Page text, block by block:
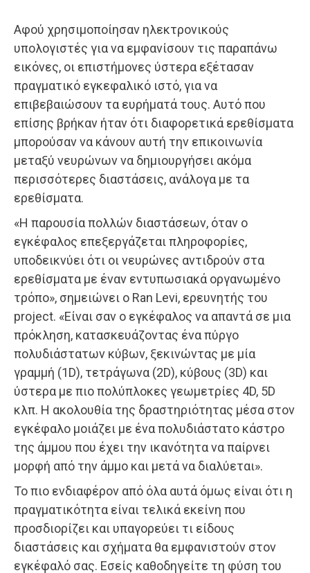
Αφού χρησιμοποίησαν ηλεκτρονικούς
υπολογιστές για να εμφανίσουν τις παραπάνω
εικόνες, οι επιστήμονες ύστερα εξέτασαν
πραγματικό εγκεφαλικό ιστό, για να
επιβεβαιώσουν τα ευρήματά τους. Αυτό που
επίσης βρήκαν ήταν ότι διαφορετικά ερεθίσματα
μπορούσαν να κάνουν αυτή την επικοινωνία
μεταξύ νευρώνων να δημιουργήσει ακόμα
περισσότερες διαστάσεις, ανάλογα με τα
ερεθίσματα.
«Η παρουσία πολλών διαστάσεων, όταν ο
εγκέφαλος επεξεργάζεται πληροφορίες,
υποδεικνύει ότι οι νευρώνες αντιδρούν στα
ερεθίσματα με έναν εντυπωσιακά οργανωμένο
τρόπο», σημειώνει ο Ran Levi, ερευνητής του
project. «Είναι σαν ο εγκέφαλος να απαντά σε μια
πρόκληση, κατασκευάζοντας ένα πύργο
πολυδιάστατων κύβων, ξεκινώντας με μία
γραμμή (1D), τετράγωνα (2D), κύβους (3D) και
ύστερα με πιο πολύπλοκες γεωμετρίες 4D, 5D
κλπ. Η ακολουθία της δραστηριότητας μέσα στον
εγκέφαλο μοιάζει με ένα πολυδιάστατο κάστρο
της άμμου που έχει την ικανότητα να παίρνει
μορφή από την άμμο και μετά να διαλύεται».
Το πιο ενδιαφέρον από όλα αυτά όμως είναι ότι η
πραγματικότητα είναι τελικά εκείνη που
προσδιορίζει και υπαγορεύει τι είδους
διαστάσεις και σχήματα θα εμφανιστούν στον
εγκέφαλό σας. Εσείς καθοδηγείτε τη φύση του